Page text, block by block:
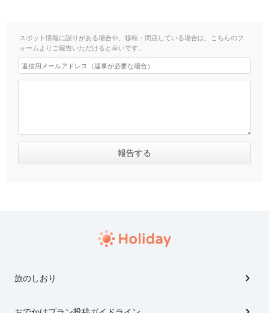
スポット情報に誤りがある場合や、移転・閉店している場合は、こちらのフ
ォームよりご報告いただけると幸いです。
旅のしおり